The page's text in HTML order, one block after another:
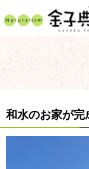
和水のお家が完